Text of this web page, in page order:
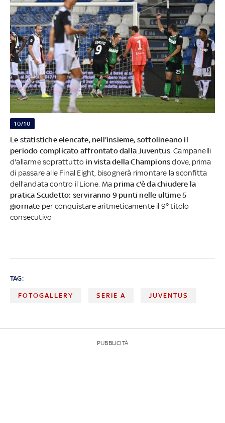
10/10
Le statistiche elencate, nell'insieme, sottolineano il
periodo complicato affrontato dalla Juventus. Campanelli
d'allarme soprattutto in vista della Championsdove, prima
di passare alle Final Eight, bisognerà rimontare la sconfitta
dell'andata contro il Lione. Ma prima c'è da chiudere la
pratica Scudetto: serviranno 9 punti nelle ultime 5
giornate per conquistare aritmeticamente il 9° titolo
consecutivo
TAG:
FOTOGALLERY SERIE A JUVENTUS
PUBBLICITÀ